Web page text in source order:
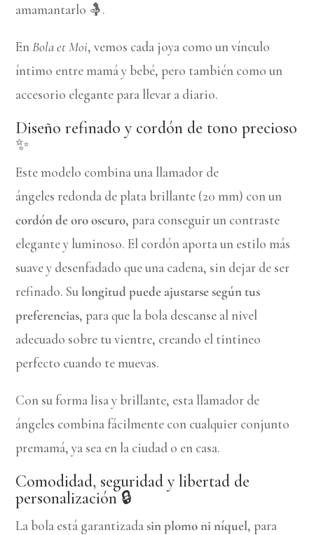
amamantarlo 🤱.
EnBola et Moi, vemos cada joya como un vínculo
íntimo entre mamá y bebé, pero también como un
accesorio elegante para llevar a diario.
Diseño refinado y cordón de tono precioso
✨
Este modelo combina una llamador de
ángeles redonda de plata brillante (20 mm) con un
cordón de oro oscuro, para conseguir un contraste
elegante y luminoso. El cordón aporta un estilo más
suave y desenfadado que una cadena, sin dejar de ser
refinado. Sulongitud puede ajustarse según tus
preferencias, para que la bola descanse al nivel
adecuado sobre tu vientre, creando el tintineo
perfecto cuando te muevas.
Con su forma lisa y brillante, esta llamador de
ángeles combina fácilmente con cualquier conjunto
premamá, ya sea en la ciudad o en casa.
Comodidad, seguridad y libertad de
personalización 🔒
La bola está garantizadasin plomo ni níquel, para